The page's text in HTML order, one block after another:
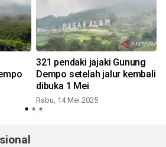
321 pendaki jajaki Gunung
Dempo setelah jalur kembali
dibuka 1 Mei
Rabu, 14 Mei 2025